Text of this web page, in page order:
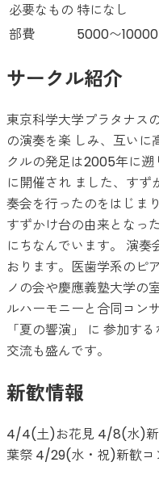
必要なもの 特になし
部費
5000〜10000
サークル紹介
東京科学大学プラタナス
の演奏を楽 しみ、互いに
クルの発足は2005年に
に開催され ました、す
奏会を行ったのをはじま
すずかけ台の由来となっ
にちなんでいます。 演奏
おります。医歯学系のピ
ノの会や慶應義塾大学の
ルハーモニーと合同コン
「夏の響演」 に 参加す
交流も盛んです。
新歓情報
4/4(土)お花見 4/8(水)新
葉祭 4/29(水・祝)新歓コ